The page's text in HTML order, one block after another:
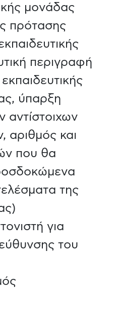
μονάδας
πρότασης
περιγραφή
ύπαρξη
αντίστοιχων
αριθμός και
που θα
της
για
του